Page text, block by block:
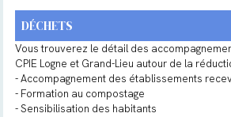
DÉCHETS
Vous trouverez le détail des
CPIE Logne et Grand-Lieu autour de la
- Accompagnement des établissements
- Formation au compostage
- Sensibilisation des habitants